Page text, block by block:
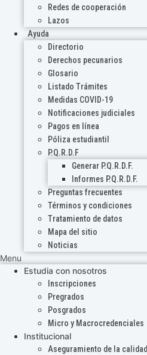
Redes de cooperación
Lazos
Ayuda
Directorio
Derechos pecunarios
Glosario
Listado Trámites
Medidas COVID-19
Notificaciones judiciales
Pagos en línea
Póliza estudiantil
P.Q.R.D.F
Generar P.Q.R.D.F.
Informes P.Q.R.D.F.
Preguntas frecuentes
Términos y condiciones
Tratamiento de datos
Mapa del sitio
Noticias
Menu
Estudia con nosotros
Inscripciones
Pregrados
Posgrados
Micro y Macrocredenciales
Institucional
Aseguramiento de la calidad